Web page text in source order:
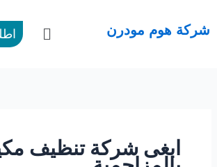
شركة هوم مودرن القائمة
ابغى شركة تنظيف